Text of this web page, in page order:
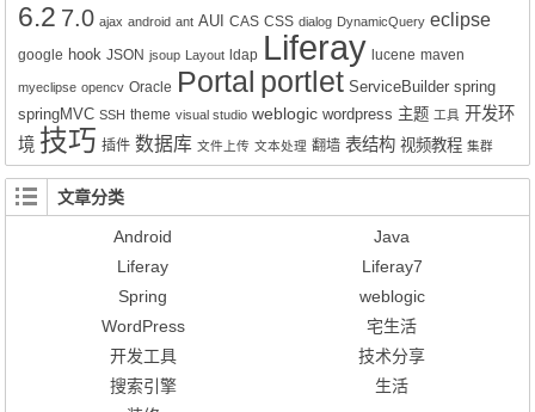
6.2 7.0 ajax android ant AUI CAS CSS dialog DynamicQuery eclipse
google hook JSON jsoup Layout ldap Liferay lucene maven
myeclipse opencv Oracle Portal portlet ServiceBuilder spring
springMVC SSH theme visual studio weblogic wordpress 主题 工具 开发环
境 技巧 插件 数据库 文件上传 文本处理 翻墙 表结构 视频教程 集群
文章分类
Android
Java
Liferay
Liferay7
Spring
weblogic
WordPress
宅生活
开发工具
技术分享
搜索引擎
生活